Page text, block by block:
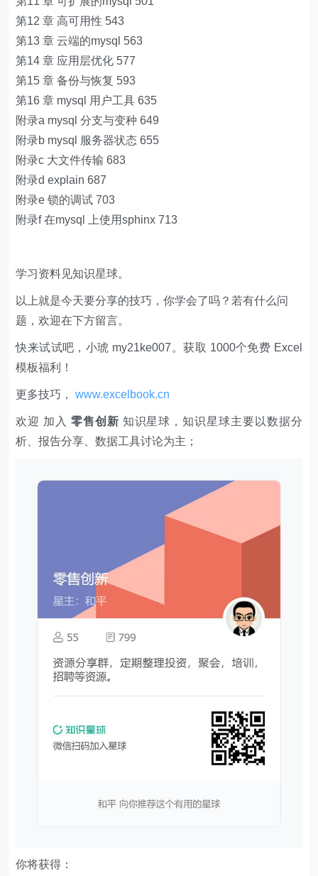
第12 章 高可用性 543
第13 章 云端的mysql 563
第14 章 应用层优化 577
第15 章 备份与恢复 593
第16 章 mysql 用户工具 635
附录a mysql 分支与变种 649
附录b mysql 服务器状态 655
附录c 大文件传输 683
附录d explain 687
附录e 锁的调试 703
附录f 在mysql 上使用sphinx 713
学习资料见知识星球。
以上就是今天要分享的技巧，你学会了吗？若有什么问
题，欢迎在下方留言。
快来试试吧，小琥 my21ke007。获取 1000个免费 Excel
模板福利​​​​！
更多技巧，www.excelbook.cn
欢迎 加入 零售创新 知识星球，知识星球主要以数据分
析、报告分享、数据工具讨论为主；
你将获得：